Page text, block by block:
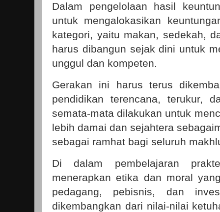
Dalam pengelolaan hasil
untuk mengalokasikan
kategori, yaitu makan, sedekah,
harus dibangun sejak dini untuk
unggul dan kompeten.
Gerakan ini harus terus
pendidikan terencana, terukur,
semata-mata dilakukan untuk
lebih damai dan sejahtera
sebagai ramhat bagi seluruh
Di dalam pembelajaran
menerapkan etika dan moral
pedagang, pebisnis, dan
dikembangkan dari nilai-nilai